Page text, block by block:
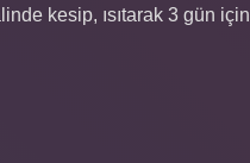
kesip, ısıtarak 3 gün